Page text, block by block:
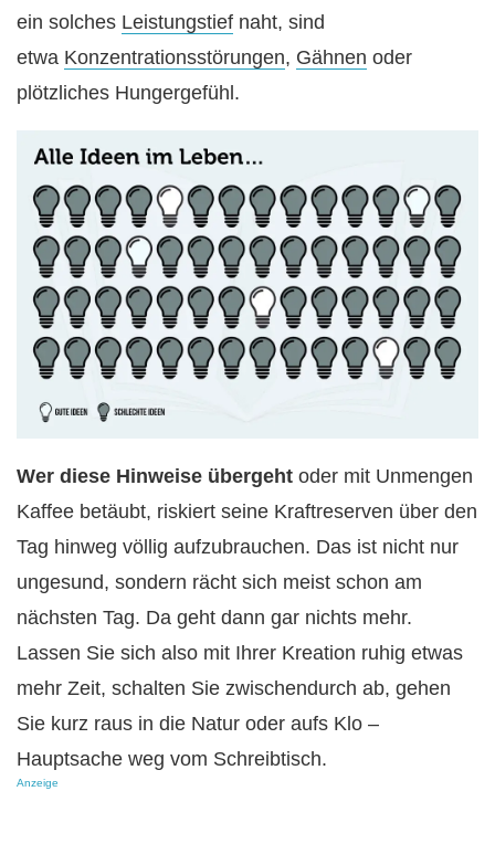
ein solches Leistungstief naht, sind
etwa Konzentrationsstörungen, Gähnen oder
plötzliches Hungergefühl.
Wer diese Hinweise übergeht oder mit Unmengen
Kaffee betäubt, riskiert seine Kraftreserven über den
Tag hinweg völlig aufzubrauchen. Das ist nicht nur
ungesund, sondern rächt sich meist schon am
nächsten Tag. Da geht dann gar nichts mehr.
Lassen Sie sich also mit Ihrer Kreation ruhig etwas
mehr Zeit, schalten Sie zwischendurch ab, gehen
Sie kurz raus in die Natur oder aufs Klo –
Hauptsache weg vom Schreibtisch.
Anzeige